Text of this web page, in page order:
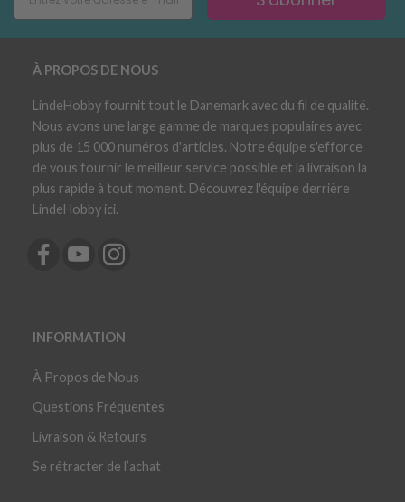
À PROPOS DE NOUS
LindeHobby fournit tout le Danemark avec du fil de qualité.
Nous avons une large gamme de marques populaires avec
plus de 15 000 numéros d'articles. Notre équipe s'efforce
de vous fournir le meilleur service possible et la livraison la
plus rapide à tout moment. Découvrez l'équipe derrière
LindeHobby ici.
INFORMATION
À Propos de Nous
Questions Fréquentes
Livraison & Retours
Se rétracter de l’achat